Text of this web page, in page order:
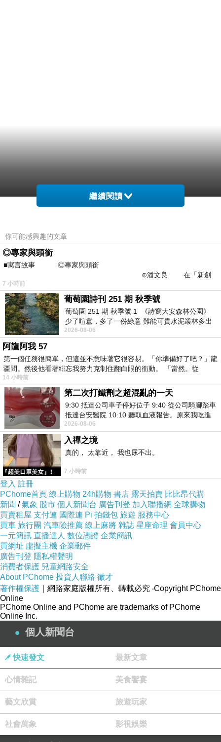
繼續閱讀
你可能感興趣的文章
◎專家與頭銜
■寓言故事 ◎專家與頭銜
⊕潘文良 在「新創
之谷」裡——
7 小時前
葡萄園詩刊 251 期 秋季號
葡萄園 251 期 秋季號 1 《詩寫大安森林公園》
少了喧囂，多了一份綠意 難能可貴水泥叢林多出
一
2026-08-06
阿龍阿我 57
第一個任務很簡單，但這並不意味著它很容易。「你準備好了吧？」龍
疆問。然後他看著緋忘我努力克制住翻白眼的衝動。 「當然。從
14 小時前
第二次打鐵劑之超混亂的一天
9:30 抵達公司車子停好位子 9:40 從公司騎腳踏車
抵達台安醫院 10:10 聽取血液報告。原來我吃進
去的 B12 彌可保並非沒有吸收而是超
2026-08-06
入禪之境
真的， 太靠近， 我也尿不出。
7 小時前
登入 註冊
PChome首頁 線上購物 24h購物 書店 露天拍賣 比比昂代購
新聞 /氣象 股市 個人新聞台 廣告刊登 加入聯播網 全球購物
買賣租屋 支付連 國際連 Pi 拍錢包 旅遊 服務中心
買車 旅行團 汽車險推薦 線上麻將 雜誌 星座命理 會員中心
一元簡訊 直播達人 數位憑證 企業簡訊
買網址 虛擬主機 企業郵件
廣告刊登 隱私權聲明
消費者保護 兒童網路安全
About PChome 投資人聯絡 徵才
著作權保護 ｜網路家庭版權所有、轉載必究 ‧Copyright PChome
Online
PChome Online and PChome are trademarks of PChome
Online Inc.
個人新聞台
快速發文 最新文章
心情雜記 美食饗宴
藝文欣賞 旅遊玩家
社會萬象 影視娛樂